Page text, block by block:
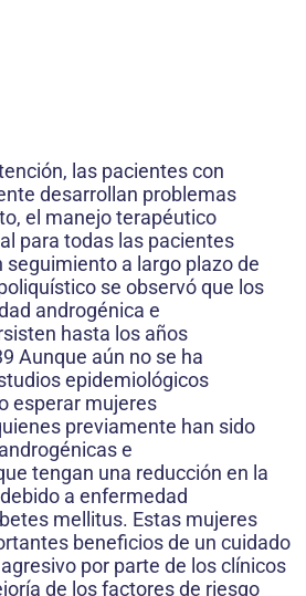
las pacientes con
desarrollan problemas
el manejo terapéutico
para todas las pacientes
seguimiento a largo plazo de
se observó que los
androgénica e
hasta los años
Aunque aún no se ha
epidemiológicos
esperar mujeres
previamente han sido
e
tengan una reducción en la
a enfermedad
mellitus. Estas mujeres
beneficios de un cuidado
por parte de los clínicos
de los factores de riesgo